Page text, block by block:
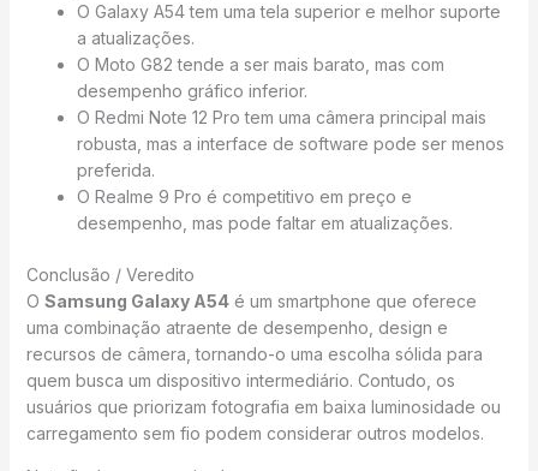
O Galaxy A54 tem uma tela superior e melhor suporte
a atualizações.
O Moto G82 tende a ser mais barato, mas com
desempenho gráfico inferior.
O Redmi Note 12 Pro tem uma câmera principal mais
robusta, mas a interface de software pode ser menos
preferida.
O Realme 9 Pro é competitivo em preço e
desempenho, mas pode faltar em atualizações.
Conclusão / Veredito
O Samsung Galaxy A54é um smartphone que oferece
uma combinação atraente de desempenho, design e
recursos de câmera, tornando-o uma escolha sólida para
quem busca um dispositivo intermediário. Contudo, os
usuários que priorizam fotografia em baixa luminosidade ou
carregamento sem fio podem considerar outros modelos.